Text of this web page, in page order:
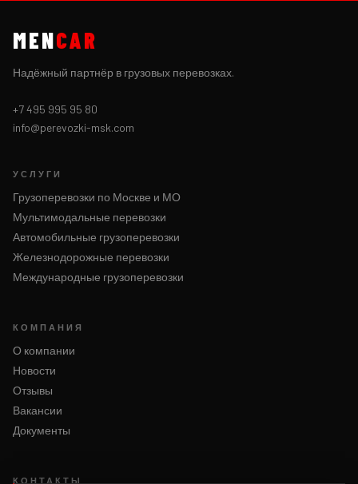
MENCAR
Надёжный партнёр в грузовых перевозках.
+7 495 995 95 80
info@perevozki-msk.com
УСЛУГИ
Грузоперевозки по Москве и МО
Мультимодальные перевозки
Автомобильные грузоперевозки
Железнодорожные перевозки
Международные грузоперевозки
КОМПАНИЯ
О компании
Новости
Отзывы
Вакансии
Документы
КОНТАКТЫ